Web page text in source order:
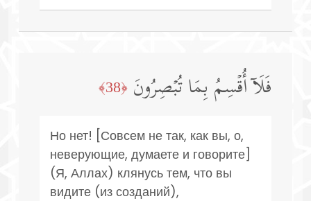
فَلَاۤ أُقۡسِمُ بِمَا تُبۡصِرُونَ ﴿38﴾
Но нет! [Совсем не так, как вы, о,
неверующие, думаете и говорите]
(Я, Аллах) клянусь тем, что вы
видите (из созданий),